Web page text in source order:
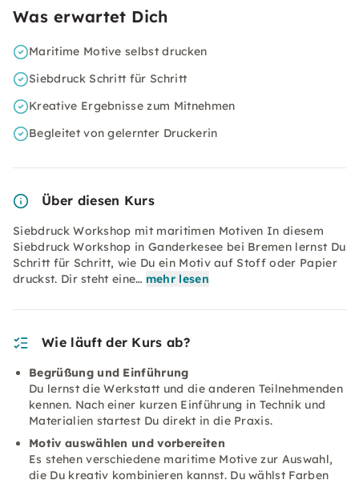
Was erwartet Dich
Maritime Motive selbst drucken
Siebdruck Schritt für Schritt
Kreative Ergebnisse zum Mitnehmen
Begleitet von gelernter Druckerin
Über diesen Kurs
Siebdruck Workshop mit maritimen Motiven In diesem
Siebdruck Workshop in Ganderkesee bei Bremen lernst Du
Schritt für Schritt, wie Du ein Motiv auf Stoff oder Papier
druckst. Dir steht eine… mehr lesen
Wie läuft der Kurs ab?
Begrüßung und Einführung
Du lernst die Werkstatt und die anderen Teilnehmenden
kennen. Nach einer kurzen Einführung in Technik und
Materialien startest Du direkt in die Praxis.
Motiv auswählen und vorbereiten
Es stehen verschiedene maritime Motive zur Auswahl,
die Du kreativ kombinieren kannst. Du wählst Farben